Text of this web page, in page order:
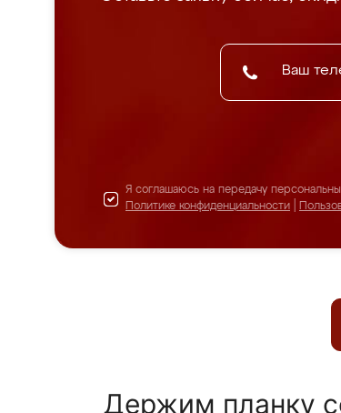
Я соглашаюсь на передачу
Политике конфиденциальности
Держим планку